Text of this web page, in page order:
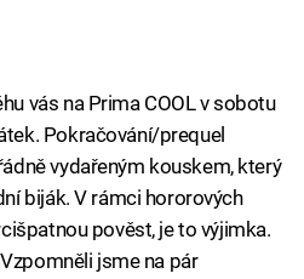
vás na Prima COOL v sobotu
Pokračování/prequel
vydařeným kouskem, který
biják. V rámci hororových
pověst, je to výjimka.
jsme na pár